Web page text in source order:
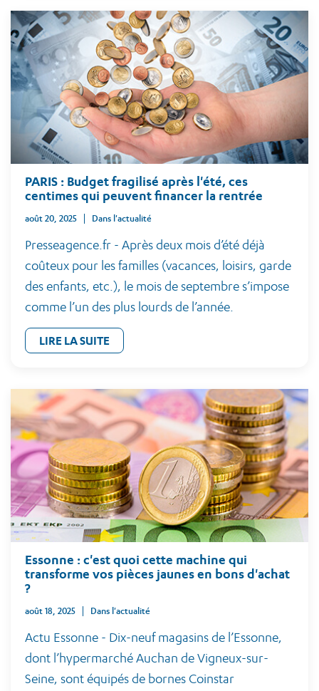
PARIS : Budget fragilisé après l'été, ces
centimes qui peuvent financer la rentrée
août 20, 2025 Dans l'actualité
Presseagence.fr - Après deux mois d’été déjà
coûteux pour les familles (vacances, loisirs, garde
des enfants, etc.), le mois de septembre s’impose
comme l’un des plus lourds de l’année.
LIRE LA SUITE
Essonne : c'est quoi cette machine qui
transforme vos pièces jaunes en bons d'achat
?
août 18, 2025 Dans l'actualité
Actu Essonne - Dix-neuf magasins de l’Essonne,
dont l’hypermarché Auchan de Vigneux-sur-
Seine, sont équipés de bornes Coinstar